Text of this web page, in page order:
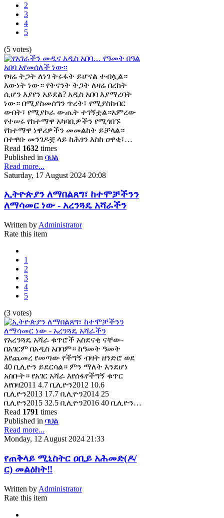
2
3
4
5
(5 votes)
የዛሬ ትጋት ለነገ ትሩፋት ይሆናል ተብሏል።
እውነት ነው። የትናንት ትጋት ለዛሬ በረከት
ሲሆን እያየን አይደል? አዲስ አበባ እያማረባት
ነው። በሚያስመሰግን ጥረት፣ የሚያስከብር
ውበት፣ የሚያኮራ ውጤት ተገኝቷል።አምረው
የተሠሩ የከተማዋ አካባቢዎችን የሚጎበኙ
የከተማዋ ነዋሪዎችን መመልከት ይቻላል።
በተዋቡ መንገዶቿ ላይ ከሕፃን እስከ ዐዋቂ፣…
Read 1632 times
Published in ባህል
Read more...
Saturday, 17 August 2024 20:08
ኢትዮጵያን ለማበልጸግ፣ ከተሞቻችንን
ለማሳመር ነው - አረንጓዴ አሻራችን
Written by Administrator
Rate this item
1
2
3
4
5
(3 votes)
የአረንጓዴ አሻራ ቁጥሮች አስደናቂ ናቸው-
በአገርም በአዲስ አበባም። ከዓመት ዓመት
እየጨመረ የመጣው የችግኝ ብዛት ዘንድሮ ወደ
40 ቢሊዮን ይደርሳል። ምን ማለት እንደሆነ
አስቡት። የአገር አሻራ እየሰፋየችግኝ ቁጥር
እየበዛ2011 4.7 ቢሊዮን2012 10.6
ቢሊዮን2013 17.7 ቢሊዮን2014 25
ቢሊዮን2015 32.5 ቢሊዮን2016 40 ቢሊዮን…
Read 1791 times
Published in ባህል
Read more...
Monday, 12 August 2024 21:33
የጠቅላይ ሚኒስትር ዐቢይ አሕመድ(ዶ/
ር) መልዕክት‼️
Written by Administrator
Rate this item